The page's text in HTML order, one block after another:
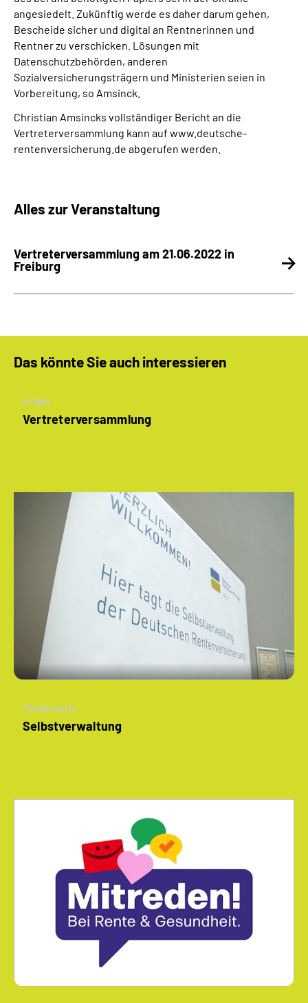
angesiedelt. Zukünftig werde es daher darum gehen,
Bescheide sicher und digital an Rentnerinnen und
Rentner zu verschicken. Lösungen mit
Datenschutzbehörden, anderen
Sozialversicherungsträgern und Ministerien seien in
Vorbereitung, so Amsinck.
Christian Amsincks vollständiger Bericht an die
Vertreterversammlung kann auf www.deutsche-
rentenversicherung.de abgerufen werden.
Alles zur Veranstaltung
Vertreterversammlung am 21.06.2022 in
Freiburg
Das könnte Sie auch interessieren
Artikel
Vertreterversammlung
Themenseite
Selbstverwaltung